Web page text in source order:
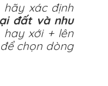
xác định
đất và nhu
xới + lên
chọn dòng